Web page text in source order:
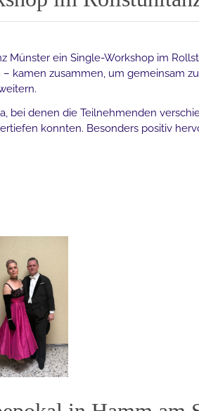
Münster ein Single-Workshop im
kamen zusammen, um gemeinsam
bei denen die Teilnehmenden
konnten. Besonders positiv